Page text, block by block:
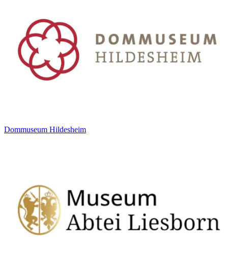
Dommuseum Hildesheim